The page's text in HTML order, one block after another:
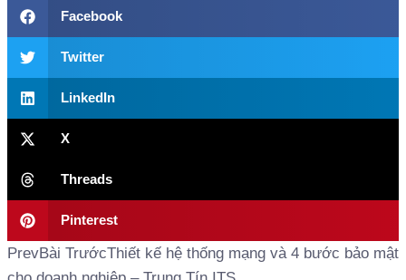
Facebook
Twitter
LinkedIn
X
Threads
Pinterest
PrevBài TrướcThiết kế hệ thống mạng và 4 bước bảo mật